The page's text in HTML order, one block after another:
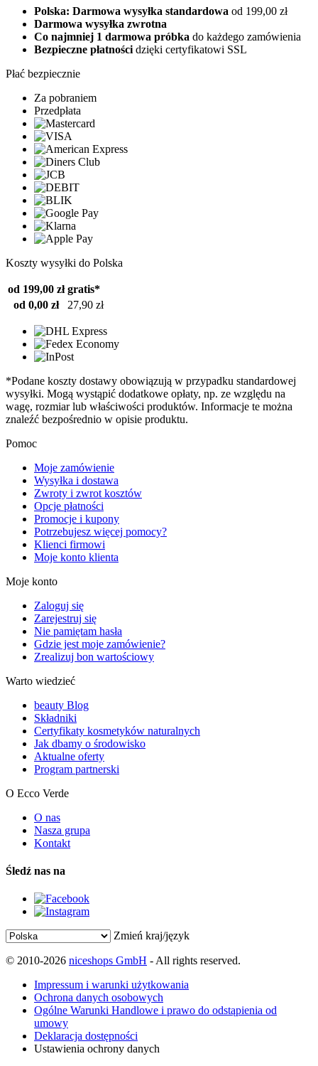
Polska: Darmowa wysyłka standardowa od 199,00 zł
Darmowa wysyłka zwrotna
Co najmniej 1 darmowa próbka do każdego zamówienia
Bezpieczne płatności dzięki certyfikatowi SSL
Płać bezpiecznie
Za pobraniem
Przedpłata
Koszty wysyłki do Polska
od 199,00 zł gratis*
od 0,00 zł
27,90 zł
*Podane koszty dostawy obowiązują w przypadku standardowej
wysyłki. Mogą wystąpić dodatkowe opłaty, np. ze względu na
wagę, rozmiar lub właściwości produktów. Informacje te można
znaleźć bezpośrednio w opisie produktu.
Pomoc
Moje zamówienie
Wysyłka i dostawa
Zwroty i zwrot kosztów
Opcje płatności
Promocje i kupony
Potrzebujesz więcej pomocy?
Klienci firmowi
Moje konto klienta
Moje konto
Zaloguj się
Zarejestruj się
Nie pamiętam hasła
Gdzie jest moje zamówienie?
Zrealizuj bon wartościowy
Warto wiedzieć
beauty Blog
Składniki
Certyfikaty kosmetyków naturalnych
Jak dbamy o środowisko
Aktualne oferty
Program partnerski
O Ecco Verde
O nas
Nasza grupa
Kontakt
Śledź nas na
Zmień kraj/język
© 2010-2026 niceshops GmbH - All rights reserved.
Impressum i warunki użytkowania
Ochrona danych osobowych
Ogólne Warunki Handlowe i prawo do odstąpienia od
umowy
Deklaracja dostępności
Ustawienia ochrony danych